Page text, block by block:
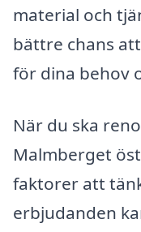
material och
bättre chans
för dina behov
När du ska
Malmberget
faktorer att
erbjudanden